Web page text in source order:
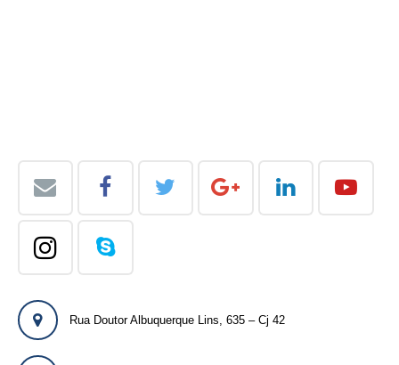
Rua Doutor Albuquerque Lins, 635 – Cj 42